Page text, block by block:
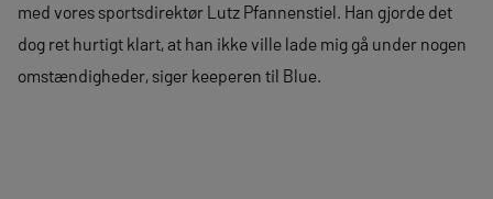
med vores sportsdirektør Lutz Pfannenstiel. Han gjorde det
dog ret hurtigt klart, at han ikke ville lade mig gå under nogen
omstændigheder, siger keeperen til Blue.